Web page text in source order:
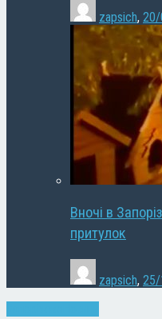
zapsich,
Вночі в
притулок
zapsich,